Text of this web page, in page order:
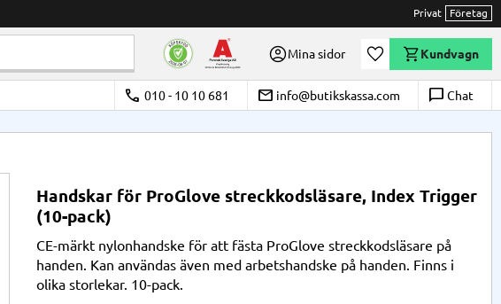
Privat Företag
Mina sidor Önskelista
Kundvagn
call 010 - 10 10 681 email info@butikskassa.com chat_bubble_outline Chat
Handskar för ProGlove streckkodsläsare, Index Trigger
(10-pack)
CE-märkt nylonhandske för att fästa ProGlove streckkodsläsare på
handen. Kan användas även med arbetshandske på handen. Finns i
olika storlekar. 10-pack.